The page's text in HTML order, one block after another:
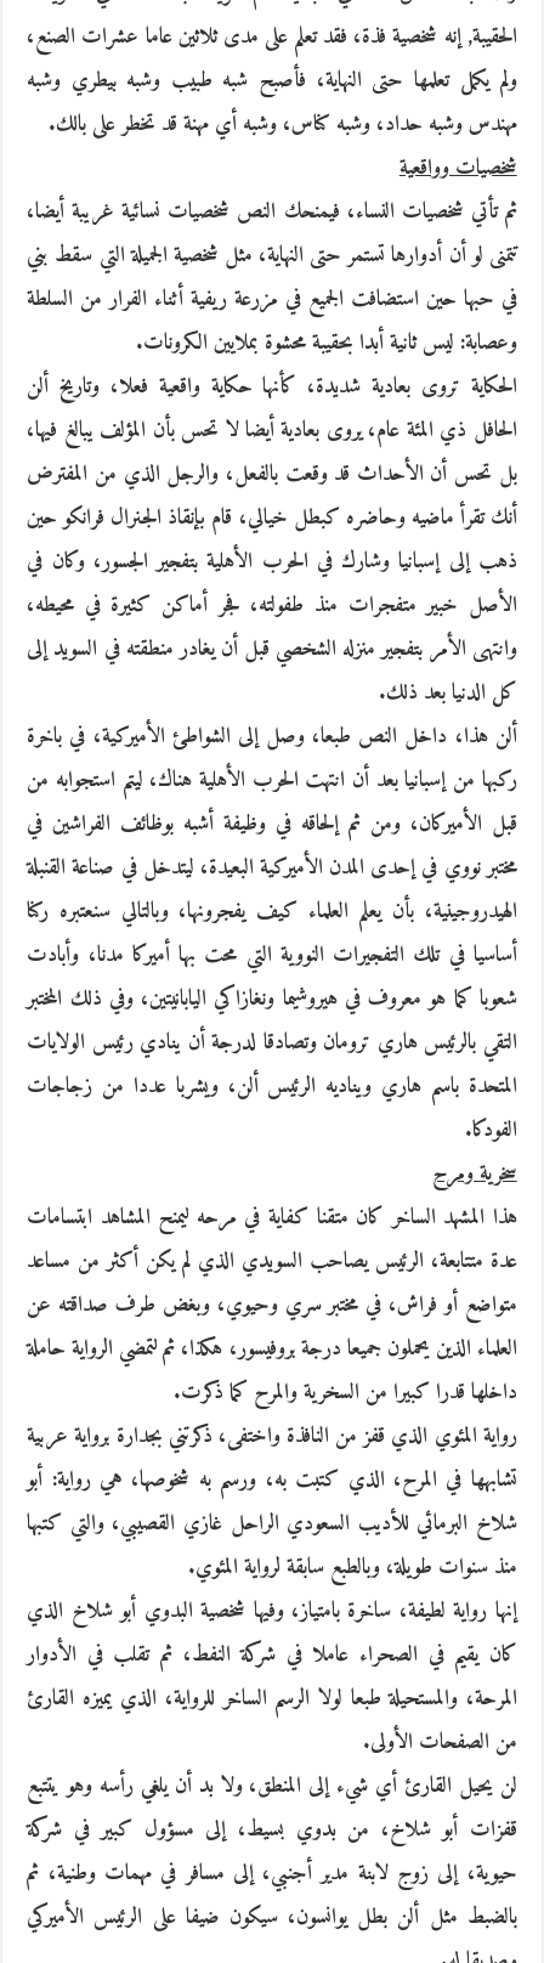
الحقيبة, إنه شخصية فذة، فقد تعلم على مدى ثلاثين عاما عشرات الصنع،
ولم يكمل تعلمها حتى النهاية، فأصبح شبه طبيب وشبه بيطري وشبه
مهندس وشبه حداد، وشبه كناس، وشبه أي مهنة قد تخطر على بالك.
شخصيات وواقعية
ثم تأتي شخصيات النساء، فيمنحك النص شخصيات نسائية غريبة أيضا،
تتمنى لو أن أدوارها تستمر حتى النهاية، مثل شخصية الجميلة التي سقط بني
في حبها حين استضافت الجميع في مزرعة ريفية أثناء الفرار من السلطة
وعصابة: ليس ثانية أبدا بحقيبة محشوة بملايين الكرونات.
الحكاية تروى بعادية شديدة، كأنها حكاية واقعية فعلا، وتاريخ ألن
الحافل ذي المئة عام، يروى بعادية أيضا لا تحس بأن المؤلف يبالغ فيها،
بل تحس أن الأحداث قد وقعت بالفعل، والرجل الذي من المفترض
أنك تقرأ ماضيه وحاضره كبطل خيالي، قام بإنقاذ الجنرال فرانكو حين
ذهب إلى إسبانيا وشارك في الحرب الأهلية بتفجير الجسور، وكان في
الأصل خبير متفجرات منذ طفولته، فجر أماكن كثيرة في محيطه،
وانتهى الأمر بتفجير منزله الشخصي قبل أن يغادر منطقته في السويد إلى
كل الدنيا بعد ذلك.
ألن هذا، داخل النص طبعا، وصل إلى الشواطئ الأميركية، في باخرة
ركبها من إسبانيا بعد أن انتهت الحرب الأهلية هناك، ليتم استجوابه من
قبل الأميركان، ومن ثم إلحاقه في وظيفة أشبه بوظائف الفراشين في
مختبر نووي في إحدى المدن الأميركية البعيدة، ليتدخل في صناعة القنبلة
الهيدروجينية، بأن يعلم العلماء كيف يفجرونها، وبالتالي سنعتبره ركنا
أساسيا في تلك التفجيرات النووية التي محت بها أميركا مدنا، وأبادت
شعوبا كما هو معروف في هيروشيما ونغازاكي اليابانيتين، وفي ذلك المختبر
التقي بالرئيس هاري ترومان وتصادقا لدرجة أن ينادي رئيس الولايات
المتحدة باسم هاري ويناديه الرئيس ألن، ويشربا عددا من زجاجات
الفودكا.
سخرية ومرح
هذا المشهد الساخر كان متقنا كفاية في مرحه ليمنح المشاهد ابتسامات
عدة متتابعة، الرئيس يصاحب السويدي الذي لم يكن أكثر من مساعد
متواضع أو فراش، في مختبر سري وحيوي، وبغض طرف صداقته عن
العلماء الذين يحملون جميعا درجة بروفيسور، هكذا، ثم لتمضي الرواية حاملة
داخلها قدرا كبيرا من السخرية والمرح كما ذكرت.
رواية المئوي الذي قفز من النافذة واختفى، ذكرتني بجدارة برواية عربية
تشابهها في المرح، الذي كتبت به، ورسم به شخوصها، هي رواية: أبو
شلاخ البرمائي للأديب السعودي الراحل غازي القصيبي، والتي كتبها
منذ سنوات طويلة، وبالطبع سابقة لرواية المئوي.
إنها رواية لطيفة، ساخرة بامتياز، وفيها شخصية البدوي أبو شلاخ الذي
كان يقيم في الصحراء عاملا في شركة النفط، ثم تقلب في الأدوار
المرحة، والمستحيلة طبعا لولا الرسم الساخر للرواية، الذي يميزه القارئ
من الصفحات الأولى.
لن يحيل القارئ أي شيء إلى المنطق، ولا بد أن يلغي رأسه وهو يتتبع
قفزات أبو شلاخ، من بدوي بسيط، إلى مسؤول كبير في شركة
حيوية، إلى زوج لابنة مدير أجنبي، إلى مسافر في مهمات وطنية، ثم
بالضبط مثل ألن بطل يوانسون، سيكون ضيفا على الرئيس الأميركي